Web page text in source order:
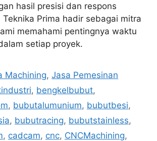
hasil presisi dan respons
Teknika Prima hadir sebagai mitra
memahami pentingnya waktu
setiap proyek.
Machining,Jasa Pemesinan
, bengkelbubut,
, bubutalumunium, bubutbesi,
, bubutracing, bubutstainless,
, cadcam, cnc, CNCMachining,